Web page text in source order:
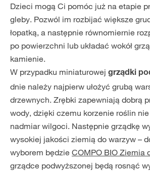
Dzieci mogą Ci pomóc już na etapie
gleby. Pozwól im rozbijać większe
łopatką, a następnie równomiernie
po powierzchni lub układać wokół
kamienie.
W przypadku miniaturowej grządki
dnie należy najpierw ułożyć grubą
drzewnych. Zrębki zapewniają dobrą
wody, dzięki czemu korzenie roślin
nadmiar wilgoci. Następnie grządkę
wysokiej jakości ziemią do warzyw –
wyborem będzie COMPO BIO Ziemia
grządce podwyższonej będą rosnąć